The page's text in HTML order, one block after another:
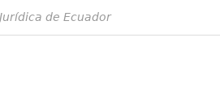
de Ecuador